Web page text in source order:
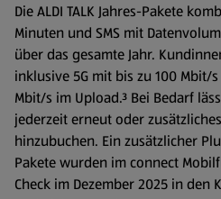
Die ALDI TALK Jahres-Pakete
Minuten und SMS mit
über das gesamte Jahr.
inklusive 5G mit bis zu 100 Mbit/
Mbit/s im Upload.³ Bei Bedarf
jederzeit erneut oder
hinzubuchen. Ein zusätzlicher
Pakete wurden im connect
Check im Dezember 2025 in den